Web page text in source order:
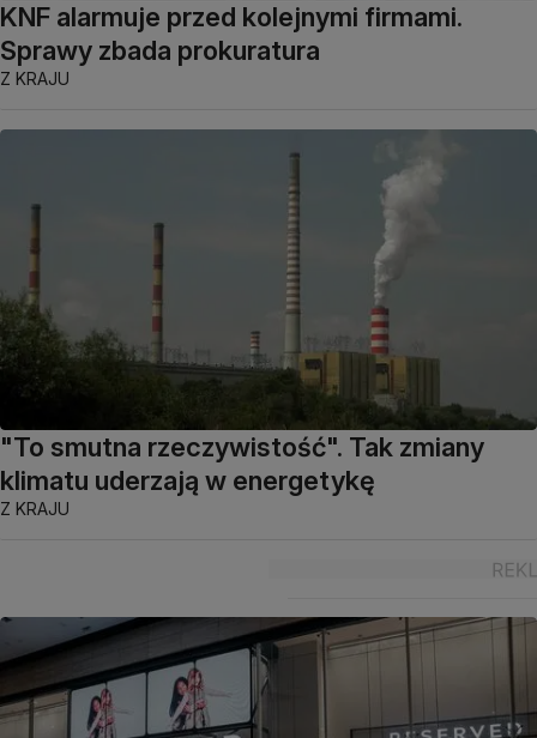
KNF alarmuje przed kolejnymi firmami.
Sprawy zbada prokuratura
Z KRAJU
"To smutna rzeczywistość". Tak zmiany
klimatu uderzają w energetykę
Z KRAJU